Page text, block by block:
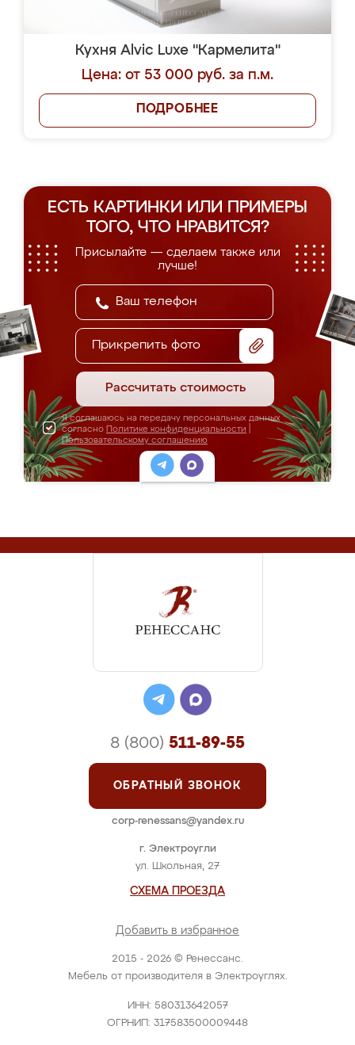
Кухня Alvic Luxe "Кармелита"
Цена: от 53 000 руб. за п.м.
ПОДРОБНЕЕ
ЕСТЬ КАРТИНКИ ИЛИ ПРИМЕРЫ
ТОГО, ЧТО НРАВИТСЯ?
Присылайте — сделаем также или
лучше!
Прикрепить фото
Рассчитать стоимость
Я соглашаюсь на передачу персональных данных
согласно Политике конфиденциальности
Пользовательскому соглашению
2015 - 2026 © Ренессанс.
Мебель от производителя в Электроуглях.
ИНН: 580313642057
ОГРНИП: 317583500009448
г. Электроугли
ул. Школьная, 27
СХЕМА ПРОЕЗДА
Добавить в избранное
8 (800) 511-89-55
ОБРАТНЫЙ ЗВОНОК
corp-renessans@yandex.ru